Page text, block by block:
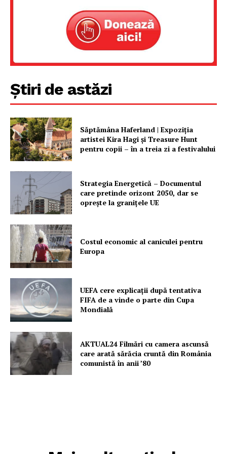
Știri de astăzi
Săptămâna Haferland | Expoziţia
artistei Kira Hagi şi Treasure Hunt
pentru copii – în a treia zi a festivalului
Strategia Energetică – Documentul
care pretinde orizont 2050, dar se
oprește la granițele UE
Costul economic al caniculei pentru
Europa
UEFA cere explicații după tentativa
FIFA de a vinde o parte din Cupa
Mondială
AKTUAL24 Filmări cu camera ascunsă
care arată sărăcia cruntă din România
comunistă în anii ’80